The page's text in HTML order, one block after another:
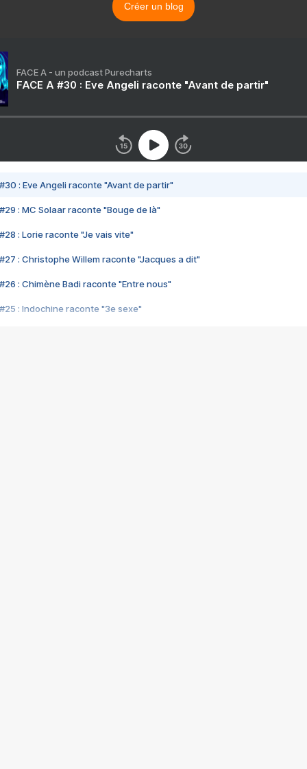
Créer un blog
FACE A - un podcast Purecharts
FACE A #30 : Eve Angeli raconte "Avant de partir"
#30 : Eve Angeli raconte "Avant de partir"
#29 : MC Solaar raconte "Bouge de là"
#28 : Lorie raconte "Je vais vite"
#27 : Christophe Willem raconte "Jacques a dit"
#26 : Chimène Badi raconte "Entre nous"
#25 : Indochine raconte "3e sexe"